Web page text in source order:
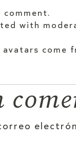
with
avatars come